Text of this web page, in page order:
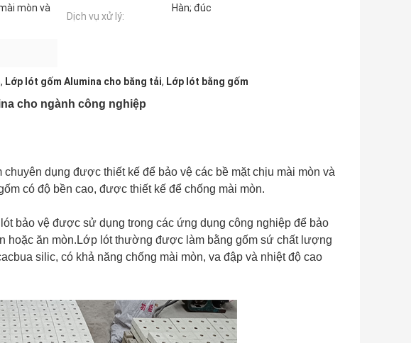
mòn và
Dịch vụ xử lý:
Hàn; đúc
, Lớp lót gốm Alumina cho băng tải, Lớp lót bằng gốm
cho ngành công nghiệp
dụng được thiết kế để bảo vệ các bề mặt chịu mài mòn và
có độ bền cao, được thiết kế để chống mài mòn.
bảo vệ được sử dụng trong các ứng dụng công nghiệp để bảo
hoặc ăn mòn.Lớp lót thường được làm bằng gốm sứ chất lượng
silic, có khả năng chống mài mòn, va đập và nhiệt độ cao